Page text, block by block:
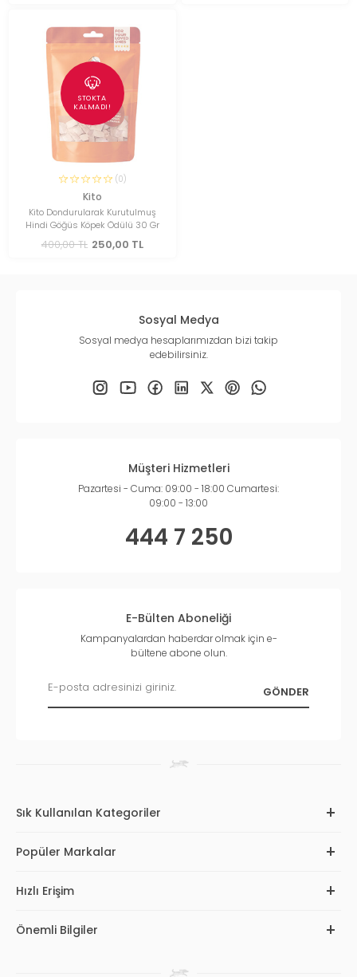
STOKTA
KALMADI!
(0)
Kito
Kito Dondurularak Kurutulmuş
Hindi Göğüs Köpek Ödülü 30 Gr
400,00 TL 250,00 TL
Sosyal Medya
Sosyal medya hesaplarımızdan bizi takip
edebilirsiniz.
Müşteri Hizmetleri
Pazartesi - Cuma: 09:00 - 18:00 Cumartesi:
09:00 - 13:00
444 7 250
E-Bülten Aboneliği
Kampanyalardan haberdar olmak için e-
bültene abone olun.
Sık Kullanılan Kategoriler
Popüler Markalar
Hızlı Erişim
Önemli Bilgiler